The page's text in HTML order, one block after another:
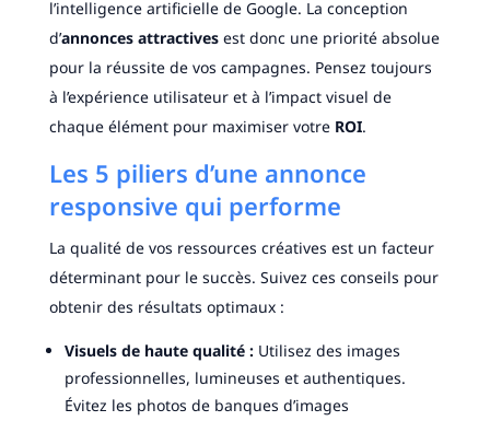
l’intelligence artificielle de Google. La conception
d’annonces attractivesest donc une priorité absolue
pour la réussite de vos campagnes. Pensez toujours
à l’expérience utilisateur et à l’impact visuel de
chaque élément pour maximiser votre ROI.
Les 5 piliers d’une annonce
responsive qui performe
La qualité de vos ressources créatives est un facteur
déterminant pour le succès. Suivez ces conseils pour
obtenir des résultats optimaux :
Visuels de haute qualité :Utilisez des images
professionnelles, lumineuses et authentiques.
Évitez les photos de banques d’images